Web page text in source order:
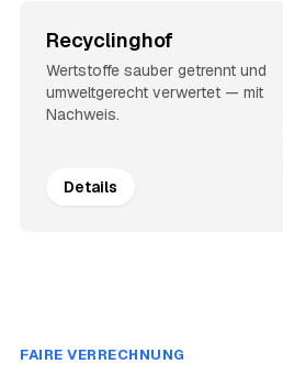
Recyclinghof
Wertstoffe sauber getrennt und
umweltgerecht verwertet — mit
Nachweis.
Details
FAIRE VERRECHNUNG